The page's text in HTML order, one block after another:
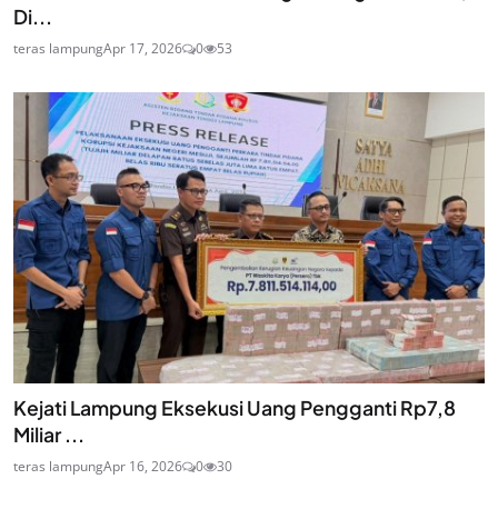
Di...
teras lampungApr 17, 2026 0 53
Kejati Lampung Eksekusi Uang Pengganti Rp7,8
Miliar ...
teras lampungApr 16, 2026 0 30